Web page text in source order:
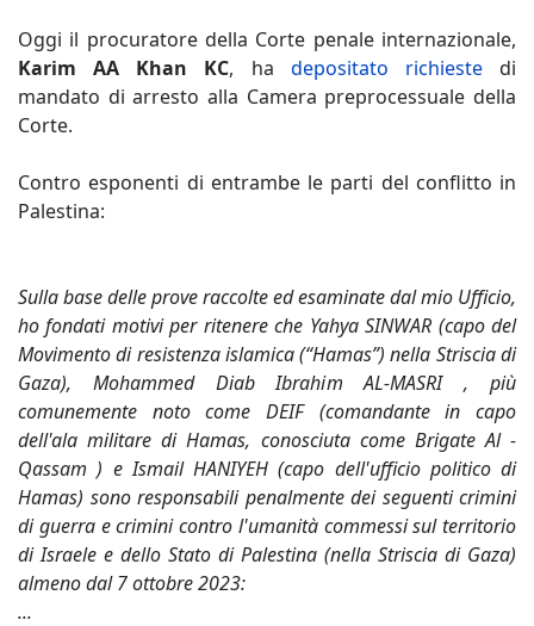
Oggi il procuratore della Corte penale internazionale,
Karim AA Khan KC, ha depositato richiestedi
mandato di arresto alla Camera preprocessuale della
Corte.
Contro esponenti di entrambe le parti del conflitto in
Palestina:
Sulla base delle prove raccolte ed esaminate dal mio Ufficio,
ho fondati motivi per ritenere che Yahya SINWAR (capo del
Movimento di resistenza islamica (“Hamas”) nella Striscia di
Gaza), Mohammed Diab Ibrahim AL-MASRI , più
comunemente noto come DEIF (comandante in capo
dell'ala militare di Hamas, conosciuta come Brigate Al -
Qassam ) e Ismail HANIYEH (capo dell'ufficio politico di
Hamas) sono responsabili penalmente dei seguenti crimini
di guerra e crimini contro l'umanità commessi sul territorio
di Israele e dello Stato di Palestina (nella Striscia di Gaza)
almeno dal 7 ottobre 2023:
...